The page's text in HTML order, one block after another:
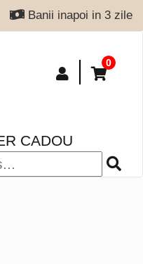
Banii inapoi in 3 zile
0
CADOU